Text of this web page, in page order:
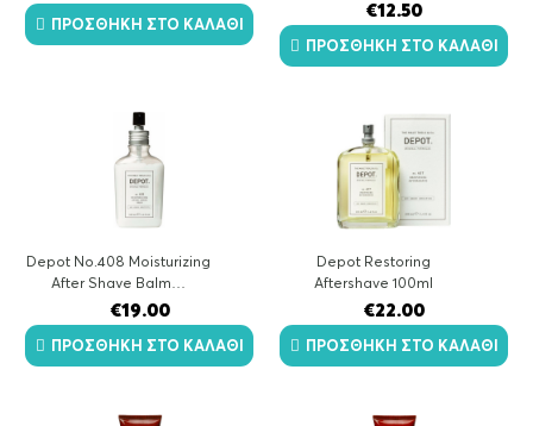
ΠΡΟΣΘΉΚΗ ΣΤΟ ΚΑΛΆΘΙ
€12.50
ΠΡΟΣΘΉΚΗ ΣΤΟ ΚΑΛΆΘΙ
Depot No.408 Moisturizing
After Shave Balm…
€19.00
ΠΡΟΣΘΉΚΗ ΣΤΟ ΚΑΛΆΘΙ
Depot Restoring
Aftershave 100ml
€22.00
ΠΡΟΣΘΉΚΗ ΣΤΟ ΚΑΛΆΘΙ